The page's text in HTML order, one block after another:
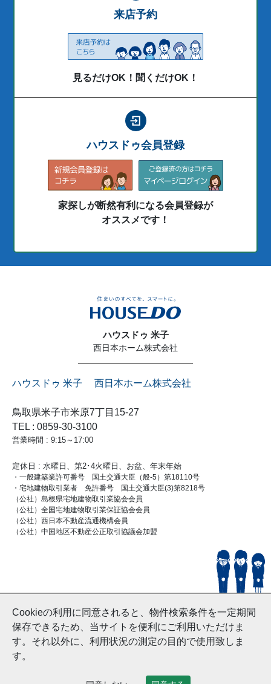
Cookieの利用に同意されると、物件検索条件を一定期間
保存できるため、当サイトを便利にご利用いただけま
す。それ以外に、利用状況の測定の目的で使用致しま
す。
来店予約
見るだけOK！聞くだけOK！
ハウスドゥ会員登録
家探しが断然有利になる会員登録が
オススメです！
ハウスドゥ 米子
西日本ホーム株式会社
ハウスドゥ 米子 西日本ホーム株式会社
鳥取県米子市米原7丁目15-27
TEL : 0859-30-3100
営業時間 : 9:15～17:00
定休日 : 水曜日、第2･4火曜日、お盆、年末年始
・一般建築業許可番号 国土交通大臣（般-5）第18110号
・宅地建物取引業者 免許番号 国土交通大臣(3)第8218号
（公社）島根県宅地建物取引業協会会員
（公社）全国宅地建物取引業保証協会会員
（公社）西日本不動産流通機構会員
（公社）中国地区不動産公正取引協議会加盟
© HouseDoYonago
and Nishinihon Home Co.ltd All Rights Reserved.